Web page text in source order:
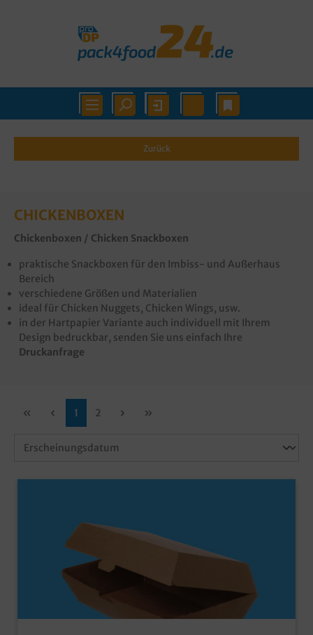
Zurück
CHICKENBOXEN
Chickenboxen / Chicken Snackboxen
praktische Snackboxen für den Imbiss- und Außerhaus
Bereich
verschiedene Größen und Materialien
ideal für Chicken Nuggets, Chicken Wings, usw.
in der Hartpapier Variante auch individuell mit Ihrem
Design bedruckbar, senden Sie uns einfach Ihre
Druckanfrage
1 2